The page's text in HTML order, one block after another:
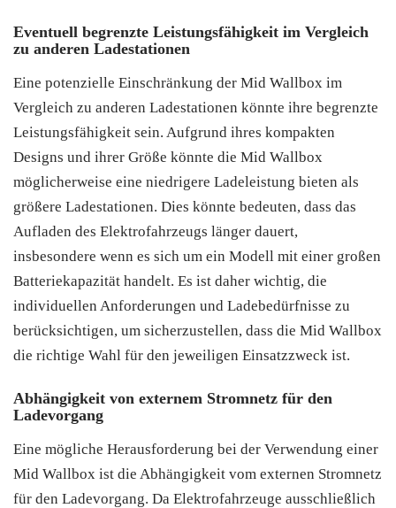
Eventuell begrenzte Leistungsfähigkeit im Vergleich
zu anderen Ladestationen
Eine potenzielle Einschränkung der Mid Wallbox im
Vergleich zu anderen Ladestationen könnte ihre begrenzte
Leistungsfähigkeit sein. Aufgrund ihres kompakten
Designs und ihrer Größe könnte die Mid Wallbox
möglicherweise eine niedrigere Ladeleistung bieten als
größere Ladestationen. Dies könnte bedeuten, dass das
Aufladen des Elektrofahrzeugs länger dauert,
insbesondere wenn es sich um ein Modell mit einer großen
Batteriekapazität handelt. Es ist daher wichtig, die
individuellen Anforderungen und Ladebedürfnisse zu
berücksichtigen, um sicherzustellen, dass die Mid Wallbox
die richtige Wahl für den jeweiligen Einsatzzweck ist.
Abhängigkeit von externem Stromnetz für den
Ladevorgang
Eine mögliche Herausforderung bei der Verwendung einer
Mid Wallbox ist die Abhängigkeit vom externen Stromnetz
für den Ladevorgang. Da Elektrofahrzeuge ausschließlich